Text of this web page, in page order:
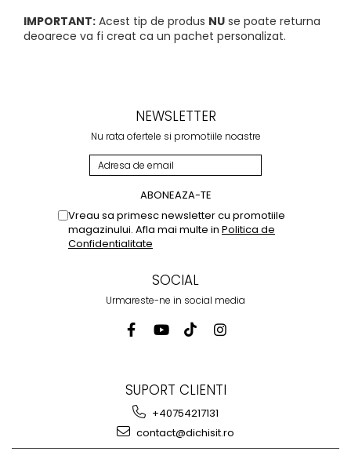
IMPORTANT: Acest tip de produs NU se poate returna
deoarece va fi creat ca un pachet personalizat.
NEWSLETTER
Nu rata ofertele si promotiile noastre
Vreau sa primesc newsletter cu promotiile
magazinului. Afla mai multe in Politica de
Confidentialitate
SOCIAL
Urmareste-ne in social media
SUPORT CLIENTI
+40754217131
contact@dichisit.ro